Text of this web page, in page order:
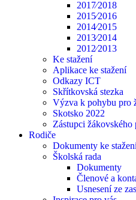
2017⁄2018
2015⁄2016
2014⁄2015
2013⁄2014
2012⁄2013
Ke stažení
Aplikace ke stažení
Odkazy ICT
Skřítkovská stezka
Výzva k pohybu pro
Skotsko 2022
Zástupci žákovského
Rodiče
Dokumenty ke
Školská rada
Dokumenty
Členové a
Usnesení ze